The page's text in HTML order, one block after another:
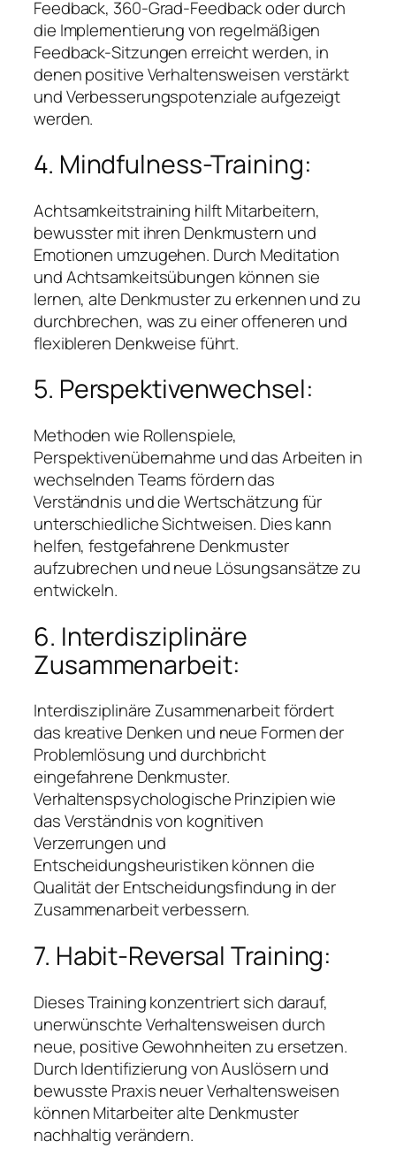
Feedback, 360-Grad-Feedback oder durch
die Implementierung von regelmäßigen
Feedback-Sitzungen erreicht werden, in
denen positive Verhaltensweisen verstärkt
und Verbesserungspotenziale aufgezeigt
werden.
4. Mindfulness-Training:
Achtsamkeitstraining hilft Mitarbeitern,
bewusster mit ihren Denkmustern und
Emotionen umzugehen. Durch Meditation
und Achtsamkeitsübungen können sie
lernen, alte Denkmuster zu erkennen und zu
durchbrechen, was zu einer offeneren und
flexibleren Denkweise führt.
5. Perspektivenwechsel:
Methoden wie Rollenspiele,
Perspektivenübernahme und das Arbeiten in
wechselnden Teams fördern das
Verständnis und die Wertschätzung für
unterschiedliche Sichtweisen. Dies kann
helfen, festgefahrene Denkmuster
aufzubrechen und neue Lösungsansätze zu
entwickeln.
6. Interdisziplinäre
Zusammenarbeit:
Interdisziplinäre Zusammenarbeit fördert
das kreative Denken und neue Formen der
Problemlösung und durchbricht
eingefahrene Denkmuster.
Verhaltenspsychologische Prinzipien wie
das Verständnis von kognitiven
Verzerrungen und
Entscheidungsheuristiken können die
Qualität der Entscheidungsfindung in der
Zusammenarbeit verbessern.
7. Habit-Reversal Training:
Dieses Training konzentriert sich darauf,
unerwünschte Verhaltensweisen durch
neue, positive Gewohnheiten zu ersetzen.
Durch Identifizierung von Auslösern und
bewusste Praxis neuer Verhaltensweisen
können Mitarbeiter alte Denkmuster
nachhaltig verändern.